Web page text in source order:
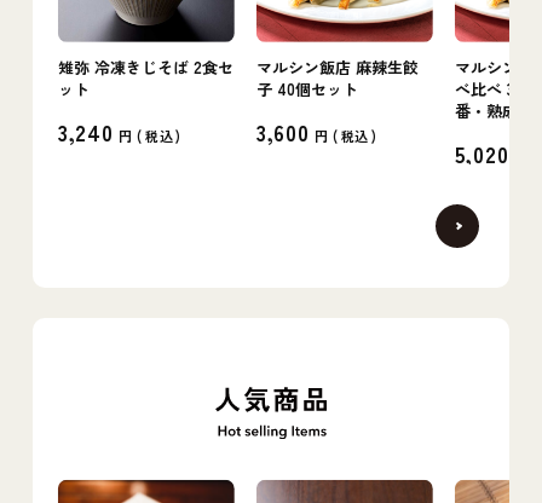
雉弥 冷凍きじそば 2食セ
ット
3,240 円 (税込)
マルシン飯店 麻辣生餃
子 40個セット
3,600 円 (税込)
マルシン飯
べ比べ 3箱
番・熟成・
5,020